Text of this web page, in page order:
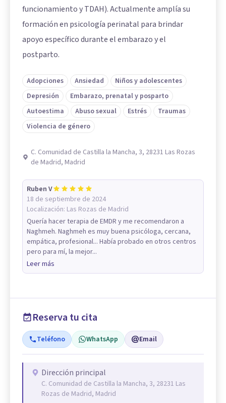
funcionamiento y TDAH). Actualmente amplía su
formación en psicología perinatal para brindar
apoyo específico durante el embarazo y el
postparto.
Adopciones Ansiedad
Niños y adolescentes
Depresión
Embarazo, prenatal y posparto
Autoestima
Abuso sexual Estrés
Traumas
Violencia de género
C. Comunidad de Castilla la Mancha, 3, 28231 Las Rozas
de Madrid, Madrid
Ruben V
18 de septiembre de 2024
Localización: Las Rozas de Madrid
Quería hacer terapia de EMDR y me recomendaron a
Naghmeh. Naghmeh es muy buena psicóloga, cercana,
empática, profesional... Había probado en otros centros
pero para mí, la mejor...
Leer más
Reserva tu cita
Teléfono WhatsApp Email
Dirección principal
C. Comunidad de Castilla la Mancha, 3, 28231 Las
Rozas de Madrid, Madrid